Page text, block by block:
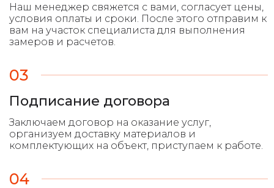
03
Подписание договора
04